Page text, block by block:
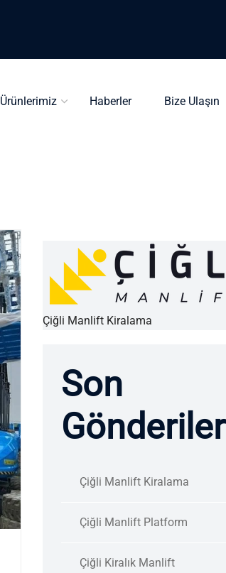
Ürünlerimiz Haberler Bize Ulaşın
Çiğli Manlift Kiralama
Son
Gönderiler
Çiğli Manlift Kiralama
Çiğli Manlift Platform
Çiğli Kiralık Manlift